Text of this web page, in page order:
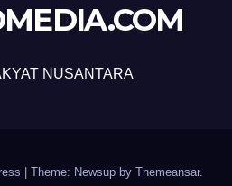
NUSANTARA
Theme: Newsup by Themeansar.